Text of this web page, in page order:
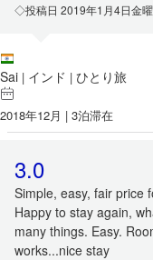
◇投稿日 2019年1月4日金
Sai | インド | ひとり旅
2018年12月 | 3泊滞在
3.0
Simple, easy, fair price
Happy to stay again,
many things. Easy.
works...nice stay